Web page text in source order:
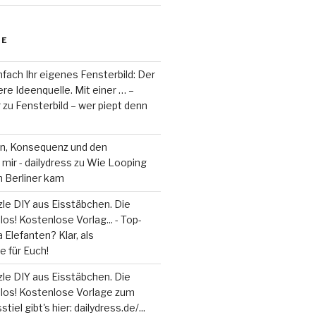
Ihr eigenes Fensterbild: Der
Ideenquelle. Mit einer … –
zu Fensterbild – wer piept denn
Konsequenz und den
- dailydress zu Wie Looping
Berliner kam
DIY aus Eisstäbchen. Die
Kostenlose Vorlag... - Top-
Elefanten? Klar, als
für Euch!
DIY aus Eisstäbchen. Die
Kostenlose Vorlage zum
gibt's hier: dailydress.de/...